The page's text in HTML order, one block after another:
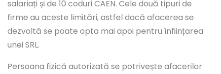
salariați și de 10 coduri CAEN. Cele două tipuri de
firme au aceste limitări, astfel dacă afacerea se
dezvoltă se poate opta mai apoi pentru înființarea
unei SRL.
Persoana fizică autorizată se potrivește afacerilor